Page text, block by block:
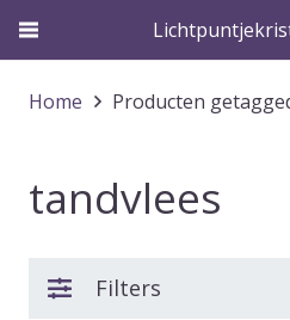
Home Producten
tandvlees
Filters